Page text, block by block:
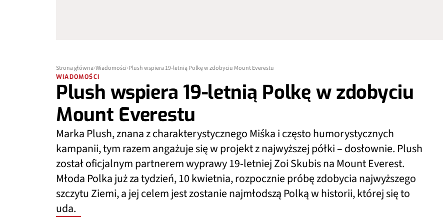
Strona główna Wiadomości Plush wspiera 19-letnią Polkę w zdobyciu Mount Everestu
WIADOMOŚCI
Plush wspiera 19-letnią Polkę w zdobyciu
Mount Everestu
Marka Plush, znana z charakterystycznego Miśka i często humorystycznych
kampanii, tym razem angażuje się w projekt z najwyższej półki – dosłownie. Plush
został oficjalnym partnerem wyprawy 19-letniej Zoi Skubis na Mount Everest.
Młoda Polka już za tydzień, 10 kwietnia, rozpocznie próbę zdobycia najwyższego
szczytu Ziemi, a jej celem jest zostanie najmłodszą Polką w historii, której się to
uda.